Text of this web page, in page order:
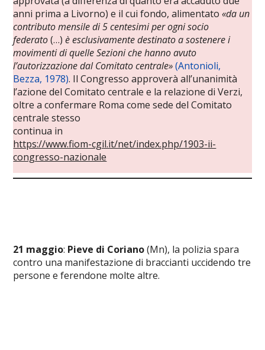
anni prima a Livorno) e il cui fondo, alimentato«da un
contributo mensile di 5 centesimi per ogni socio
federato(…)è esclusivamente destinato a sostenere i
movimenti di quelle Sezioni che hanno avuto
l’autorizzazione dal Comitato centrale»(Antonioli,
Bezza, 1978). Il Congresso approverà all’unanimità
l’azione del Comitato centrale e la relazione di Verzi,
oltre a confermare Roma come sede del Comitato
centrale stesso
continua in
https://www.fiom-cgil.it/net/index.php/1903-ii-
congresso-nazionale
21 maggio: Pieve di Coriano(Mn), la polizia spara
contro una manifestazione di braccianti uccidendo tre
persone e ferendone molte altre.